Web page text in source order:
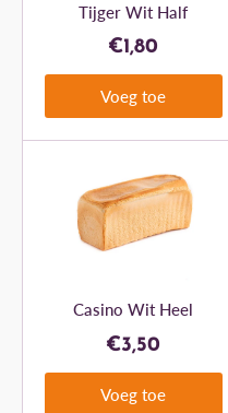
Tijger Wit Half
€1,80
Voeg toe
Casino Wit Heel
€3,50
Voeg toe